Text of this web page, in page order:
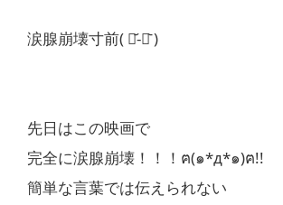
涙腺崩壊寸前( ･᷄-･᷅ )
先日はこの映画で
完全に涙腺崩壊！！！ฅ(๑*д*๑)ฅ!!
簡単な言葉では伝えられない